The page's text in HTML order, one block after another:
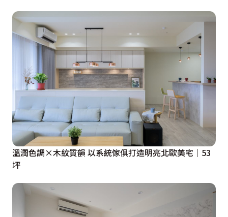
溫潤色調×木紋質韻 以系統傢俱打造明亮北歐美宅│53
坪